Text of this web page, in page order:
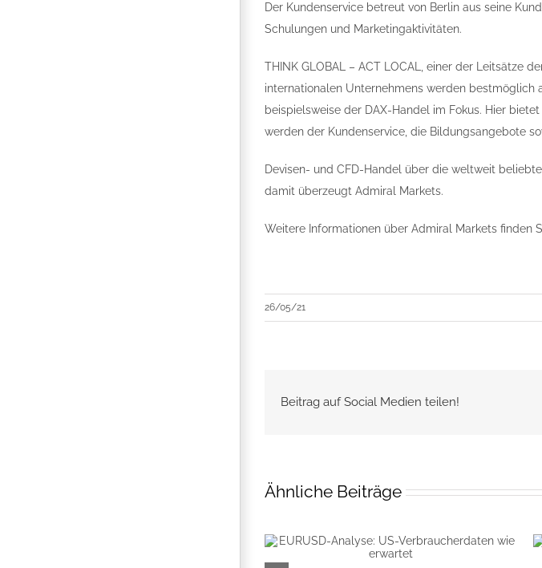
Der Kundenservice betreut von Berlin aus seine
Schulungen und Marketingaktivitäten.
THINK GLOBAL – ACT LOCAL, einer der Leitsätze
internationalen Unternehmens werden bestmöglich
beispielsweise der DAX-Handel im Fokus. Hier
werden der Kundenservice, die Bildungsangebote
Devisen- und CFD-Handel über die weltweit
damit überzeugt Admiral Markets.
Weitere Informationen über Admiral Markets finden
26/05/21
Beitrag auf Social Medien teilen!
Ähnliche Beiträge